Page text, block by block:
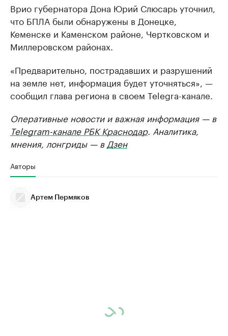
Врио губернатора Дона Юрий Слюсарь уточнил,
что БПЛА были обнаружены в Донецке,
Кеменске и Каменском районе, Чертковском и
Миллеровском районах.
«Предварительно, пострадавших и разрушений
на земле нет, информация будет уточняться», —
сообщил глава региона в своем Telegra-канале.
Оперативные новости и важная информация — в
Telegram-канале РБК Краснодар. Аналитика,
мнения, лонгриды — в Дзен
Авторы
Артем Пермяков